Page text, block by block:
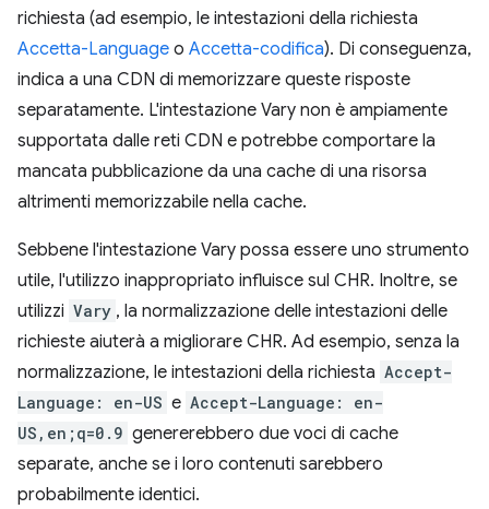
richiesta (ad esempio, le intestazioni della richiesta
Accetta-Language o Accetta-codifica). Di conseguenza,
indica a una CDN di memorizzare queste risposte
separatamente. L'intestazione Vary non è ampiamente
supportata dalle reti CDN e potrebbe comportare la
mancata pubblicazione da una cache di una risorsa
altrimenti memorizzabile nella cache.
Sebbene l'intestazione Vary possa essere uno strumento
utile, l'utilizzo inappropriato influisce sul CHR. Inoltre, se
utilizzi Vary , la normalizzazione delle intestazioni delle
richieste aiuterà a migliorare CHR. Ad esempio, senza la
normalizzazione, le intestazioni della richiesta Accept-
Language: en-US e Accept-Language: en-
US,en;q=0.9 genererebbero due voci di cache
separate, anche se i loro contenuti sarebbero
probabilmente identici.